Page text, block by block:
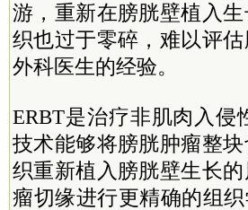
游，重新在膀胱壁植入
织也过于零碎，难以评
外科医生的经验。
ERBT是治疗非肌肉入
技术能够将膀胱肿瘤整
织重新植入膀胱壁生长
瘤切缘进行更精确的组